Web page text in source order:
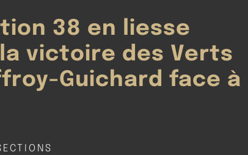
38 en liesse
victoire des Verts
Guichard face à